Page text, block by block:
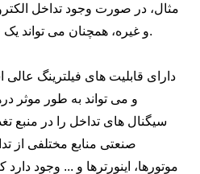
مثال، در صورت وجود تداخل
و غیره، همچنان می تواند یک حالت کار پایدار را حفظ کند.
و می تواند به طور موثر
سیگنال های تداخل را در منبع
صنعتی منابع مختلفی از
موتورها، اینورترها و ... وجود